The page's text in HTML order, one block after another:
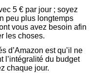
5 € par jour ; soyez
peu plus longtemps
vous avez besoin afin
les choses.
d’Amazon est qu’il ne
l’intégralité du budget
chaque jour.